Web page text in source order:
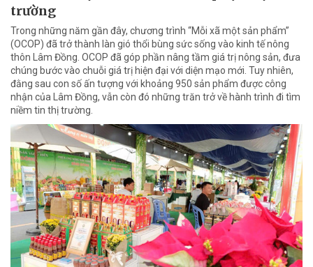
trường
Trong những năm gần đây, chương trình “Mỗi xã một sản phẩm”
(OCOP) đã trở thành làn gió thổi bùng sức sống vào kinh tế nông
thôn Lâm Đồng. OCOP đã góp phần nâng tầm giá trị nông sản, đưa
chúng bước vào chuỗi giá trị hiện đại với diện mạo mới. Tuy nhiên,
đằng sau con số ấn tượng với khoảng 950 sản phẩm được công
nhận của Lâm Đồng, vẫn còn đó những trăn trở về hành trình đi tìm
niềm tin thị trường.